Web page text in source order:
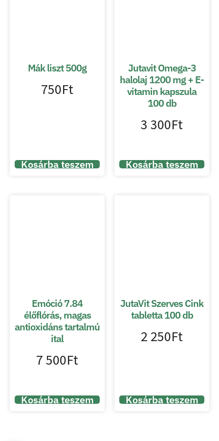
Mák liszt 500g
750Ft
Kosárba teszem
Jutavit Omega-3
halolaj 1200 mg + E-
vitamin kapszula
100 db
3 300Ft
Kosárba teszem
Emóció 7.84
élőflórás, magas
antioxidáns tartalmú
ital
7 500Ft
Kosárba teszem
JutaVit Szerves Cink
tabletta 100 db
2 250Ft
Kosárba teszem